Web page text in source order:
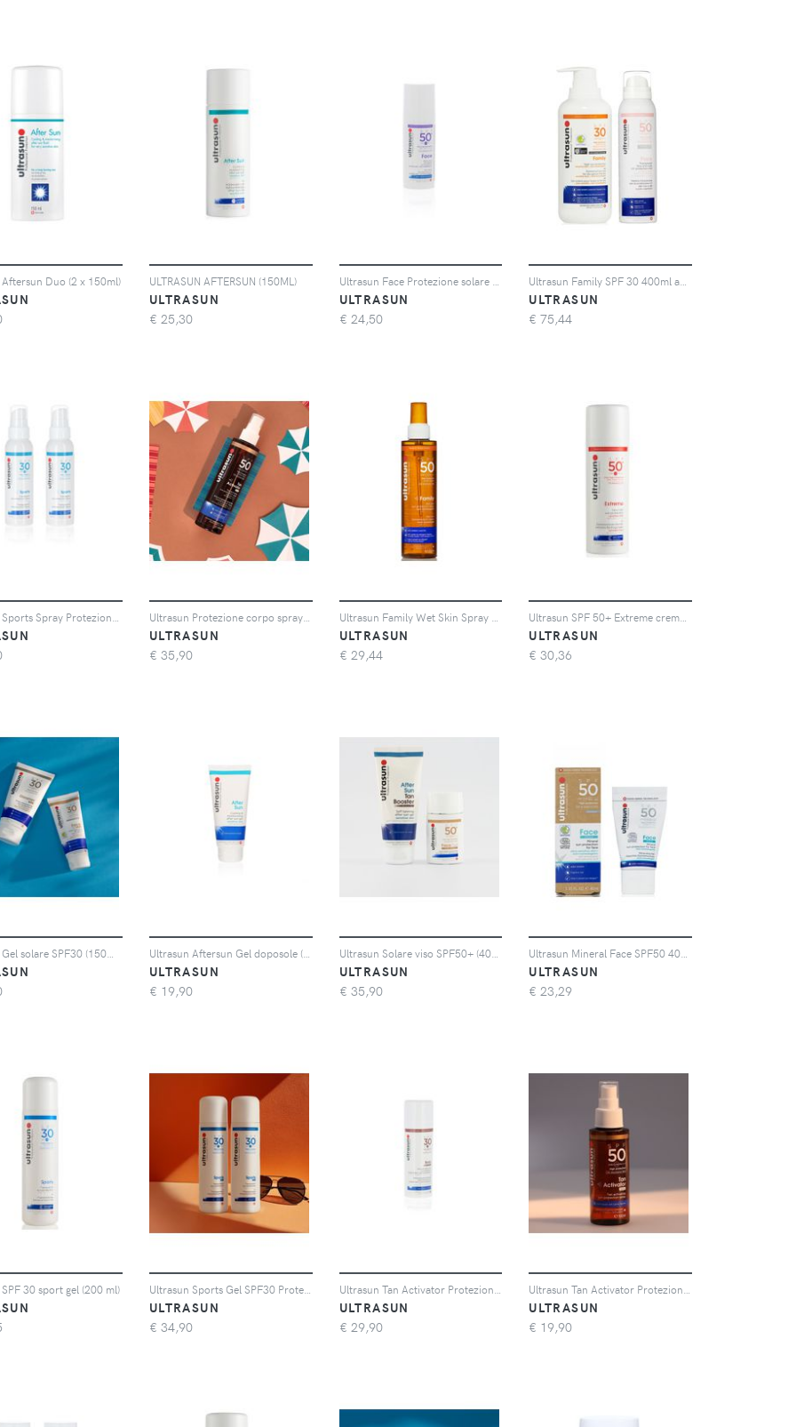
Duo (2 x 150ml) ULTRASUN AFTERSUN (150ML)
ULTRASUN
€ 25,30
ULTRASUN
€ 24,50
ULTRASUN
€ 75,44
Ultrasun Protezione corpo spray Tan Activator SPF50 (200 ml)
ULTRASUN
€ 35,90
ULTRASUN
€ 29,44
ULTRASUN
€ 30,36
Ultrasun Aftersun Gel doposole (100ml)
ULTRASUN
€ 19,90
Ultrasun Solare viso SPF50+ (40ml) e doposole Tan Booster (100ml)
ULTRASUN
€ 35,90
ULTRASUN
€ 23,29
30 sport gel (200 ml) Ultrasun Sports Gel SPF30 Protezione solare corpo (2x150ml)
ULTRASUN
€ 34,90
ULTRASUN
€ 29,90
ULTRASUN
€ 19,90